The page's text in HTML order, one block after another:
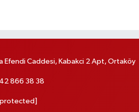
Efendi Caddesi, Kabakci 2 Apt, Ortaköy
866 38 38
protected]